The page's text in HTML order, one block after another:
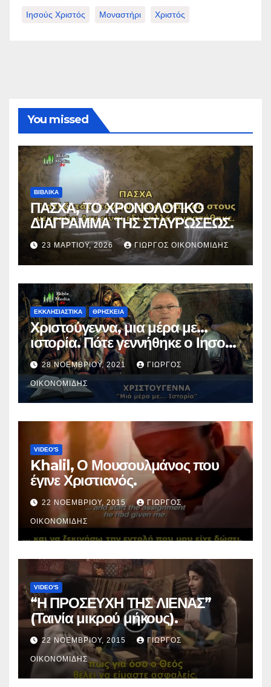
Ιησούς Χριστός Μοναστήρι Χριστός
You missed
ΒΙΒΛΙΚΑ
ΠΑΣΧΑ, ΤΟ ΧΡΟΝΟΛΟΓΙΚΟ
ΔΙΑΓΡΑΜΜΑ ΤΗΣ ΣΤΑΥΡΩΣΕΩΣ.
23 ΜΑΡΤΊΟΥ, 2026 ΓΙΏΡΓΟΣ ΟΙΚΟΝΟΜΊΔΗΣ
ΕΚΚΛΗΣΙΑΣΤΙΚΑ ΘΡΗΣΚΕΙΑ
Χριστούγεννα, μια μέρα με…
ιστορία. Πότε γεννήθηκε ο Ιησούς
Χριστός; (Βίντεο).
28 ΝΟΕΜΒΡΊΟΥ, 2021 ΓΙΏΡΓΟΣ
ΟΙΚΟΝΟΜΊΔΗΣ
VIDEO'S
Khalil, Ο Μουσουλμάνος που
έγινε Χριστιανός.
22 ΝΟΕΜΒΡΊΟΥ, 2015 ΓΙΏΡΓΟΣ
ΟΙΚΟΝΟΜΊΔΗΣ
VIDEO'S
“Η ΠΡΟΣΕΥΧΗ ΤΗΣ ΛΙΕΝΑΣ”
(Ταινία μικρού μήκους).
22 ΝΟΕΜΒΡΊΟΥ, 2015 ΓΙΏΡΓΟΣ
ΟΙΚΟΝΟΜΊΔΗΣ